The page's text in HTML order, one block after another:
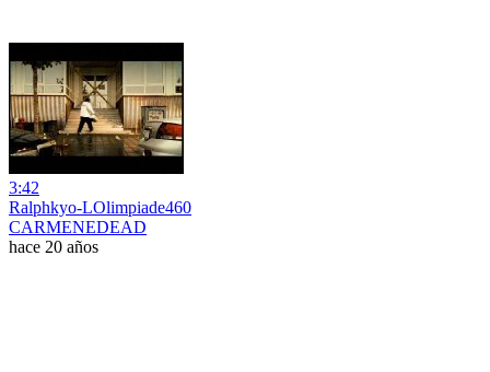
3:42
Ralphkyo-LOlimpiade460
CARMENEDEAD
hace 20 años